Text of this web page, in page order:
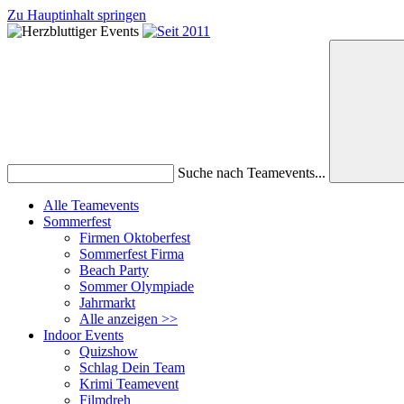
Zu Hauptinhalt springen
Suche nach Teamevents...
Alle Teamevents
Sommerfest
Firmen Oktoberfest
Sommerfest Firma
Beach Party
Sommer Olympiade
Jahrmarkt
Alle anzeigen >>
Indoor Events
Quizshow
Schlag Dein Team
Krimi Teamevent
Filmdreh